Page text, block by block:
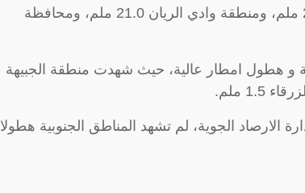
ومنطقة الباقورة 35.5 ملم، ومنطقة الرمثا 20.5 ملم، ومنطقة وادي الريان 21.0 ملم، ومحافظة
و هطول امطار عالية، حيث شهدت منطقة الجبيهة
الارصاد الجوية، لم تشهد المناطق الجنوبية هطولا